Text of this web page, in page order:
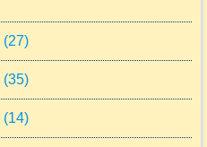
(27)
(35)
(14)